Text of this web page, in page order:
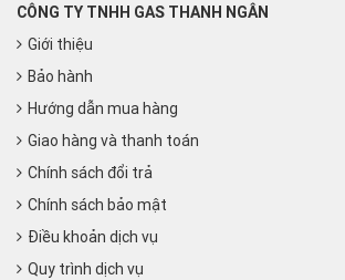
CÔNG TY TNHH GAS THANH NGÂN
Giới thiệu
Bảo hành
Hướng dẫn mua hàng
Giao hàng và thanh toán
Chính sách đổi trả
Chính sách bảo mật
Điều khoản dịch vụ
Quy trình dịch vụ